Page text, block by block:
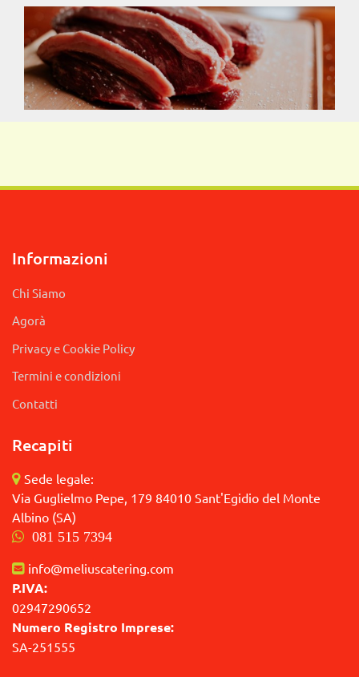
Informazioni
Chi Siamo
Agorà
Privacy e Cookie Policy
Termini e condizioni
Contatti
Recapiti
Sede legale:
Via Guglielmo Pepe, 179 84010 Sant'Egidio del Monte
Albino (SA)
081 515 7394
info@meliuscatering.com
P.IVA:
02947290652
Numero Registro Imprese:
SA-251555